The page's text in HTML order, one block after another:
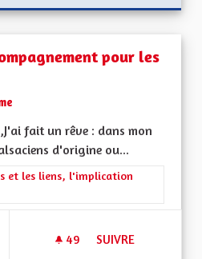
pour les
fait un rêve : dans mon
d'origine ou...
catégorie : Les solidarités, les soins
et les liens, l'implication
49 49 ABONNÉS
SUIVRE